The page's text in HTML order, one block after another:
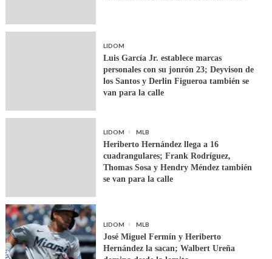
LIDOM
Luis García Jr. establece marcas
personales con su jonrón 23; Deyvison de
los Santos y Derlin Figueroa también se
van para la calle
LIDOM MLB
Heriberto Hernández llega a 16
cuadrangulares; Frank Rodríguez,
Thomas Sosa y Hendry Méndez también
se van para la calle
LIDOM MLB
José Miguel Fermín y Heriberto
Hernández la sacan; Walbert Ureña